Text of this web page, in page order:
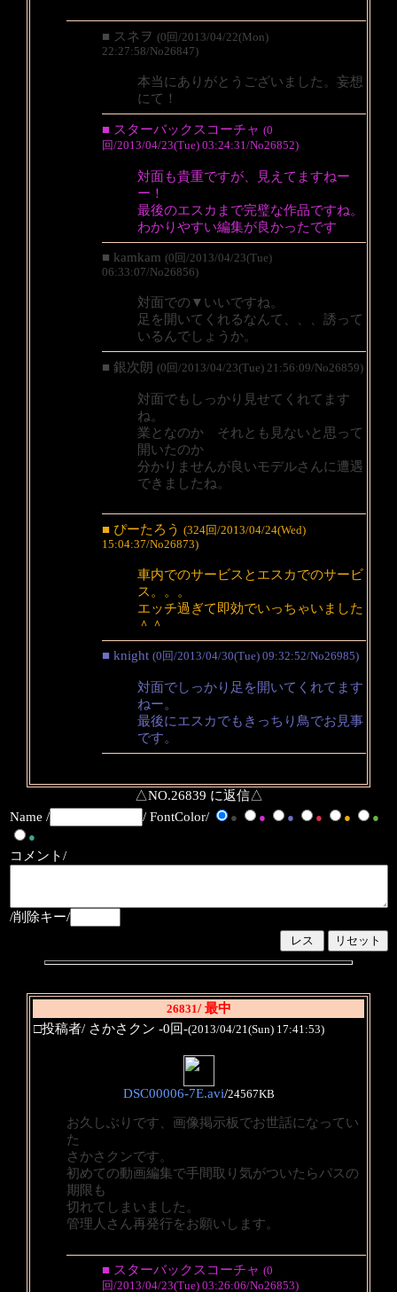
■ スネヲ (0回/2013/04/22(Mon)
22:27:58/No26847)
本当にありがとうございました。妄想
にて！
■ スターバックスコーチャ (0
回/2013/04/23(Tue) 03:24:31/No26852)
対面も貴重ですが、見えてますねー
ー！
最後のエスカまで完璧な作品ですね。
わかりやすい編集が良かったです
■ kamkam (0回/2013/04/23(Tue)
06:33:07/No26856)
対面での▼いいですね。
足を開いてくれるなんて、、、誘って
いるんでしょうか。
■ 銀次朗 (0回/2013/04/23(Tue) 21:56:09/No26859)
対面でもしっかり見せてくれてます
ね。
業となのか それとも見ないと思って
開いたのか
分かりませんが良いモデルさんに遭遇
できましたね。
■ ぴーたろう (324回/2013/04/24(Wed)
15:04:37/No26873)
車内でのサービスとエスカでのサービ
ス。。。
エッチ過ぎて即効でいっちゃいました
＾＾
■ knight (0回/2013/04/30(Tue) 09:32:52/No26985)
対面でしっかり足を開いてくれてます
ねー。
最後にエスカでもきっちり鳥でお見事
です。
△NO.26839 に返信△
Name /
/ FontColor/ ● ● ● ● ●
●
●
コメント/
/削除キー/
26831/ 最中
□投稿者/ さかさクン -0回-(2013/04/21(Sun) 17:41:53)
DSC00006-7E.avi/24567KB
お久しぶりです、画像掲示板でお世話になってい
た
さかさクンです。
初めての動画編集で手間取り気がついたらパスの
期限も
切れてしまいました。
管理人さん再発行をお願いします。
■ スターバックスコーチャ (0
回/2013/04/23(Tue) 03:26:06/No26853)